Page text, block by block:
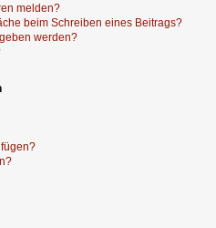
melden?
beim Schreiben eines Beitrags?
werden?